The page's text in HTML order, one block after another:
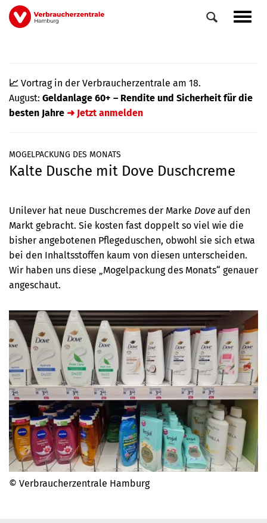
Direkt
zum
📈 Vortrag in der Verbraucherzentrale am 18.
August: Geldanlage 60+ – Rendite und Sicherheit für die
besten Jahre ➜ Jetzt anmelden
Veranstaltungen
0
MOGELPACKUNG DES MONATS
Kalte Dusche mit Dove Duschcreme
Unilever hat neue Duschcremes der Marke Dove auf den
Markt gebracht. Sie kosten fast doppelt so viel wie die
bisher angebotenen Pflegeduschen, obwohl sie sich etwa
bei den Inhaltsstoffen kaum von diesen unterscheiden.
Wir haben uns diese „Mogelpackung des Monats“ genauer
angeschaut.
© Verbraucherzentrale Hamburg